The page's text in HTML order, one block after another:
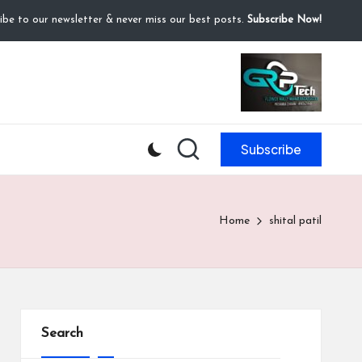
to our newsletter & never miss our best posts. Subscribe Now!
Subscribe
Home shital patil
Search